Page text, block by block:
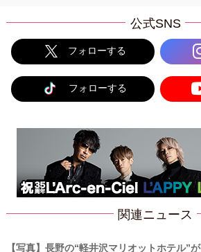
公式SNS
フォローする
フォローする
関連ニュース
【写真】長野の“軽井沢マリオットホテル”が